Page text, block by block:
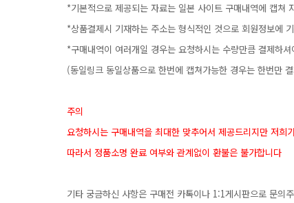
*기본적으로제공되는자료는일본사이트구매내역에캡
*상품결제시기재하는주소는형식적인것으로회원정보에
*구매내역이여러개일경우는요청하시는수량만큼결제하
(동일링크동일상품으로한번에캡쳐가능한경우는한번만
주의
요청하시는구매내역을최대한맞추어서제공드리지만저
따라서정품소명완료여부와관계없이환불은불가합니다
기타궁금하신사항은구매전카톡이나1:1게시판으로문의